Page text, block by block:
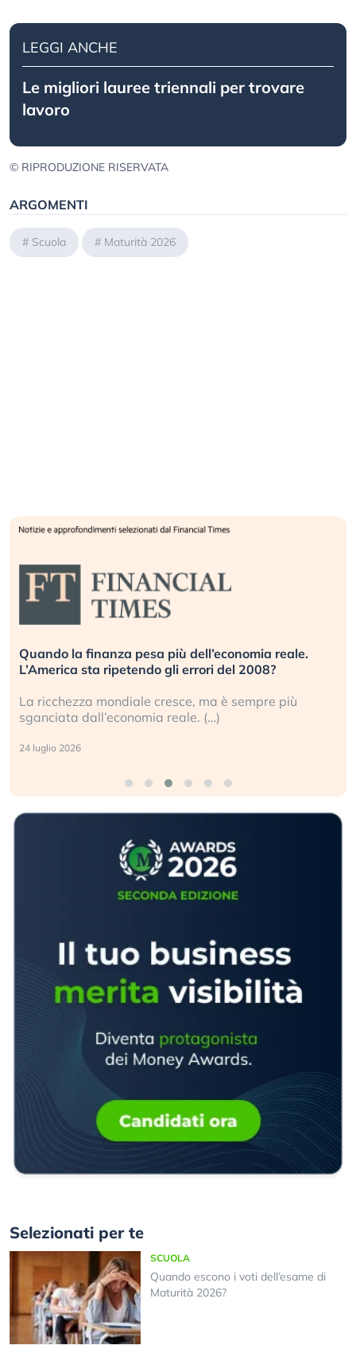
LEGGI ANCHE
Le migliori lauree triennali per trovare
lavoro
© RIPRODUZIONE RISERVATA
ARGOMENTI
# Scuola # Maturità 2026
Quando la finanza pesa più dell’economia reale.
L’America sta ripetendo gli errori del 2008?
La ricchezza mondiale cresce, ma è sempre più
sganciata dall’economia reale. (…)
24 luglio 2026
Selezionati per te
SCUOLA
Quando escono i voti dell’esame di
Maturità 2026?